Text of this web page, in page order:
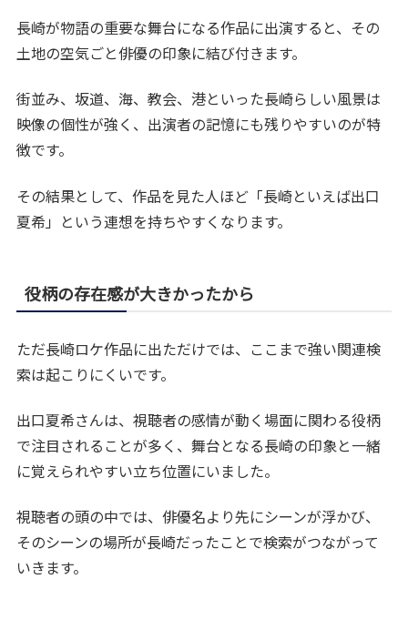
長崎が物語の重要な舞台になる作品に出演すると、その
土地の空気ごと俳優の印象に結び付きます。
街並み、坂道、海、教会、港といった長崎らしい風景は
映像の個性が強く、出演者の記憶にも残りやすいのが特
徴です。
その結果として、作品を見た人ほど「長崎といえば出口
夏希」という連想を持ちやすくなります。
役柄の存在感が大きかったから
ただ長崎ロケ作品に出ただけでは、ここまで強い関連検
索は起こりにくいです。
出口夏希さんは、視聴者の感情が動く場面に関わる役柄
で注目されることが多く、舞台となる長崎の印象と一緒
に覚えられやすい立ち位置にいました。
視聴者の頭の中では、俳優名より先にシーンが浮かび、
そのシーンの場所が長崎だったことで検索がつながって
いきます。